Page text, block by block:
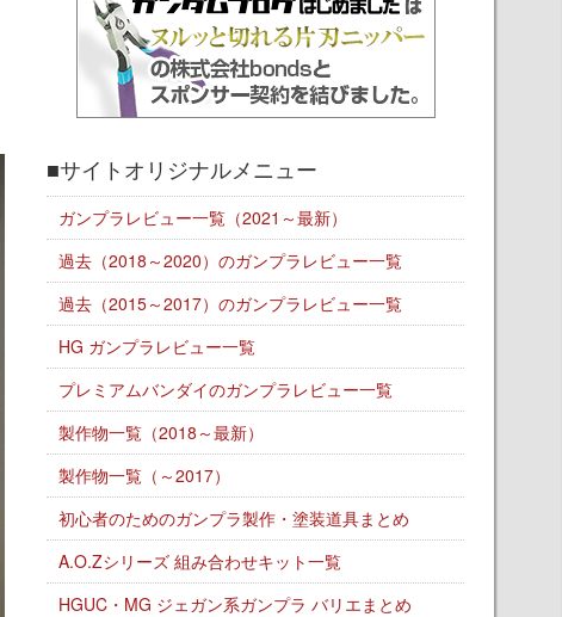
■サイトオリジナルメニュー
ガンプラレビュー一覧（2021～最新）
過去（2018～2020）のガンプラレビュー一覧
過去（2015～2017）のガンプラレビュー一覧
HG ガンプラレビュー一覧
プレミアムバンダイのガンプラレビュー一覧
製作物一覧（2018～最新）
製作物一覧（～2017）
初心者のためのガンプラ製作・塗装道具まとめ
A.O.Zシリーズ 組み合わせキット一覧
HGUC・MG ジェガン系ガンプラ バリエまとめ